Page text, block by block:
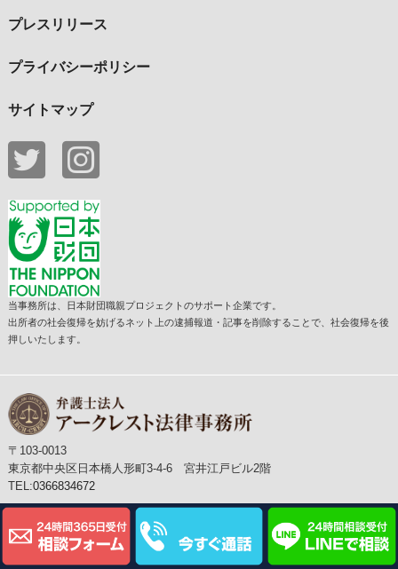
プレスリリース
プライバシーポリシー
サイトマップ
当事務所は、日本財団職親プロジェクトのサポート企業です。
出所者の社会復帰を妨げるネット上の逮捕報道・記事を削除することで、社会復帰を後
押しいたします。
〒103-0013
東京都中央区日本橋人形町3-4-6 宮井江戸ビル2階
TEL:0366834672
Copyright c 弁護士法人アークレスト法律事務所 All Right Reserved.